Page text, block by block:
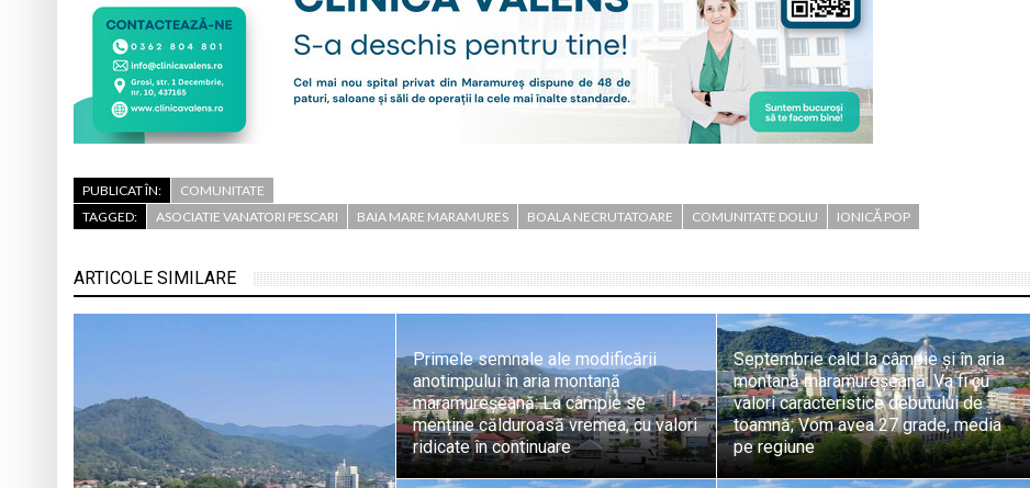
PUBLICAT ÎN:
COMUNITATE
TAGGED:
ASOCIATIE VANATORI PESCARI BAIA MARE MARAMURES BOALA NECRUTATOARE COMUNITATE DOLIU IONICĂ POP
ARTICOLE SIMILARE
Primele semnale ale modificării
anotimpului în aria montană
maramureșeană: La câmpie se
menține călduroasă vremea, cu valori
ridicate în continuare
Septembrie cald la câmpie și în aria
montană maramureșeană: Va fi cu
valori caracteristice debutului de
toamnă; Vom avea 27 grade, media
pe regiune